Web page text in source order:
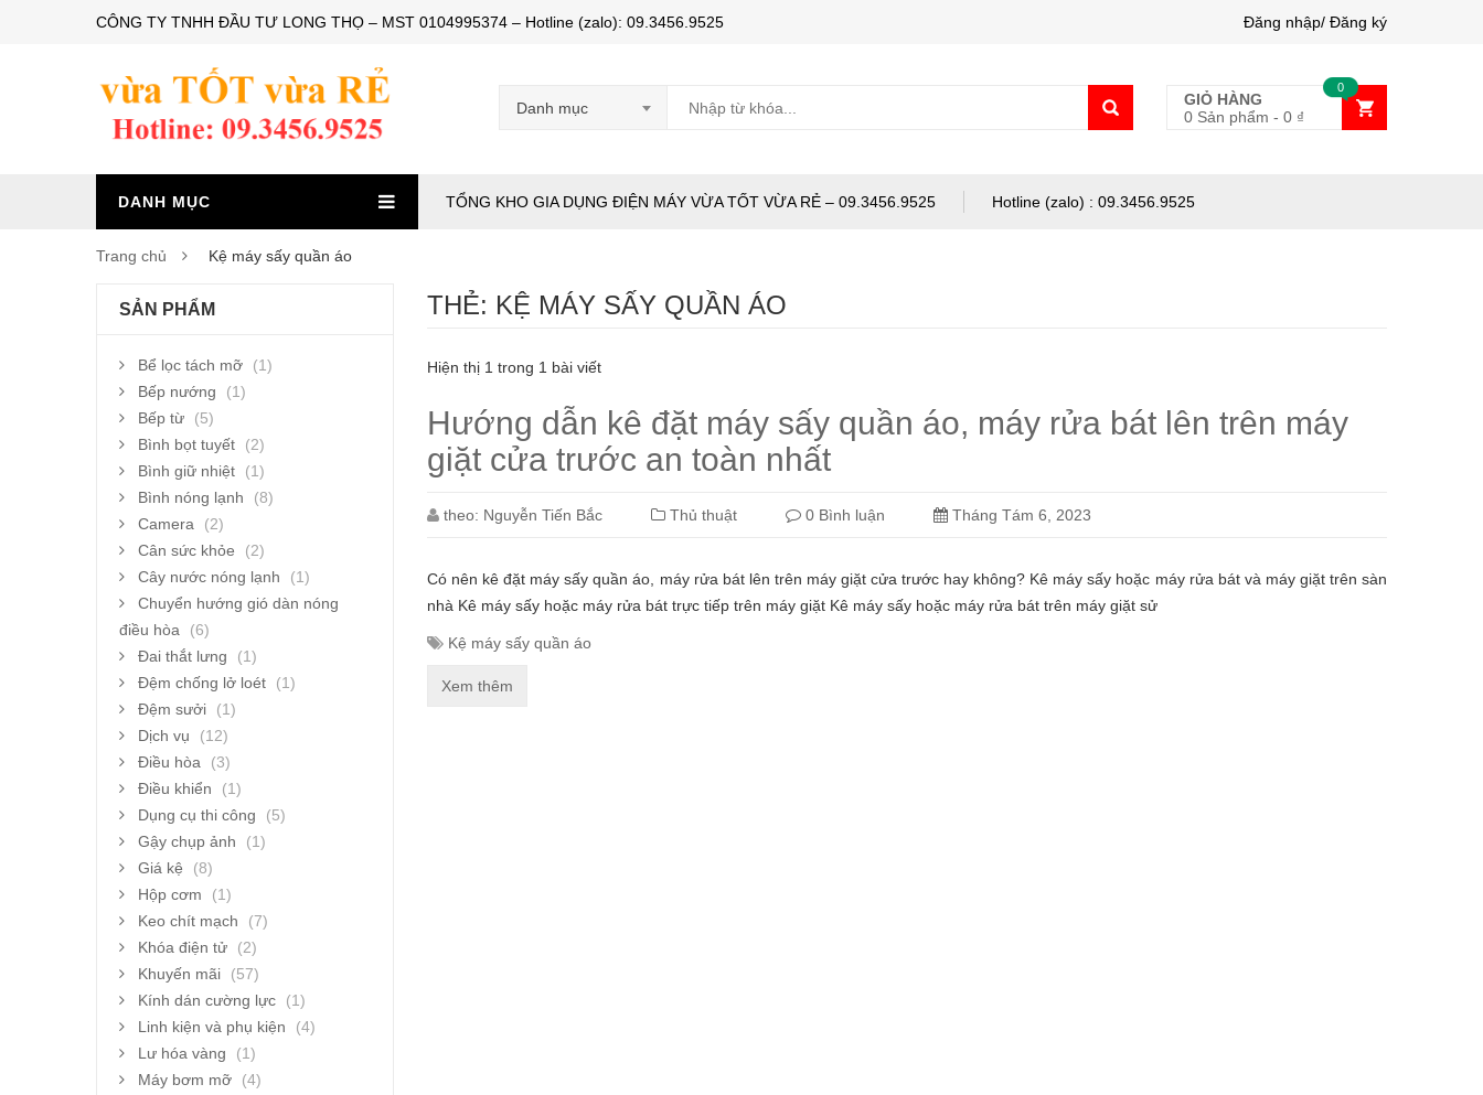
CÔNG TY TNHH ĐẦU TƯ LONG THỌ – MST 0104995374 – Hotline (zalo): 09.3456.9525 Đăng nhập/ Đăng ký
Danh mục
GIỎ HÀNG
0 Sản phẩm - 0 ₫
0
DANH MỤC TỔNG KHO GIA DỤNG ĐIỆN MÁY VỪA TỐT VỪA RẺ – 09.3456.9525 Hotline (zalo) : 09.3456.9525
Trang chủ Kệ máy sấy quần áo
THẺ: KỆ MÁY SẤY QUẦN ÁO
Hiện thị 1 trong 1 bài viết
Hướng dẫn kê đặt máy sấy quần áo, máy rửa bát lên trên máy
giặt cửa trước an toàn nhất
theo: Nguyễn Tiến Bắc Thủ thuật 0 Bình luận Tháng Tám 6, 2023
Có nên kê đặt máy sấy quần áo, máy rửa bát lên trên máy giặt cửa trước hay không? Kê máy sấy hoặc máy rửa bát và máy giặt trên sàn
nhà Kê máy sấy hoặc máy rửa bát trực tiếp trên máy giặt Kê máy sấy hoặc máy rửa bát trên máy giặt sử
Kệ máy sấy quần áo
Xem thêm
SẢN PHẨM
Bể lọc tách mỡ
(1)
Bếp nướng
(1)
Bếp từ
(5)
Bình bọt tuyết
(2)
Bình giữ nhiệt
(1)
Bình nóng lạnh
(8)
Camera
(2)
Cân sức khỏe
(2)
Cây nước nóng lạnh
(1)
Chuyển hướng gió dàn nóng
điều hòa
(6)
Đai thắt lưng
(1)
Đệm chống lở loét
(1)
Đệm sưởi
(1)
Dịch vụ
(12)
Điều hòa
(3)
Điều khiển
(1)
Dụng cụ thi công
(5)
Gậy chụp ảnh
(1)
Giá kệ
(8)
Hộp cơm
(1)
Keo chít mạch
(7)
Khóa điện tử
(2)
Khuyến mãi
(57)
Kính dán cường lực
(1)
Linh kiện và phụ kiện
(4)
Lư hóa vàng
(1)
Máy bơm mỡ
(4)